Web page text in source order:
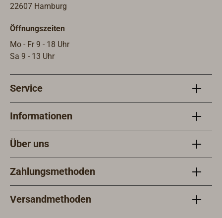
22607 Hamburg
Öffnungszeiten
Mo - Fr 9 - 18 Uhr
Sa 9 - 13 Uhr
Service
Informationen
Über uns
Zahlungsmethoden
Versandmethoden